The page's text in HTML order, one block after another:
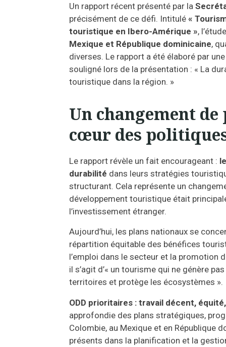
Un rapport récent présenté par la
précisément de ce défi. Intitulé «
touristique en Ibero-Amérique »,
Mexique et République dominicaine,
diverses. Le rapport a été élaboré par
souligné lors de la présentation : « La
touristique dans la région. »
Un changement
cœur des
Le rapport révèle un fait encourageant :
durabilité dans leurs stratégies
structurant. Cela représente un
développement touristique était
l’investissement étranger.
Aujourd’hui, les plans nationaux se
répartition équitable des bénéfices
l’emploi dans le secteur et la promotion
il s’agit d’« un tourisme qui ne génère
territoires et protège les écosystèmes ».
ODD prioritaires : travail décent,
approfondie des plans stratégiques,
Colombie, au Mexique et en République
présents dans la planification et la